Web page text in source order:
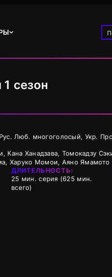
сезон
Люб. многоголосый, Укр.
Ханадзава, Томокадзу
Харуко Момои, Аяно Ямамото
ДЛИТЕЛЬНОСТЬ:
25 мин. серия (625 мин.
всего)